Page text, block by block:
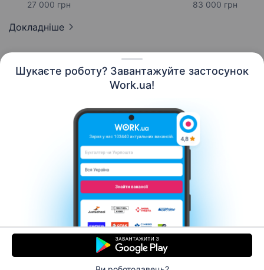
Шукаєте роботу? Завантажуйте застосунок
Work.ua!
27 000 грн 83 000 грн
Докладніше
Контакти Про нас
Кар’єра
Допомога Умови використання